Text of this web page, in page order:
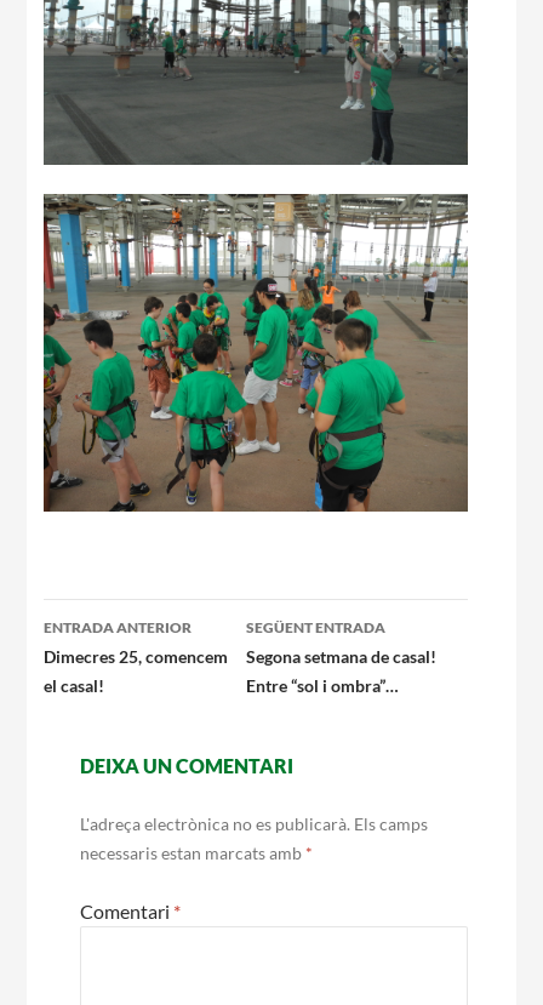
Navegació
per
les
ENTRADA ANTERIOR
Dimecres 25, comencem
el casal!
SEGÜENT ENTRADA
Segona setmana de casal!
Entre “sol i ombra”…
DEIXA UN COMENTARI
L'adreça electrònica no es publicarà. Els camps
necessaris estan marcats amb *
Comentari *
Butlletins
Diari de la Fundació
Fundesplai als mitjans
Xarxes socials
COL·LABORA
Fes voluntariat
Fes un donatiu
Treballa amb nosaltres